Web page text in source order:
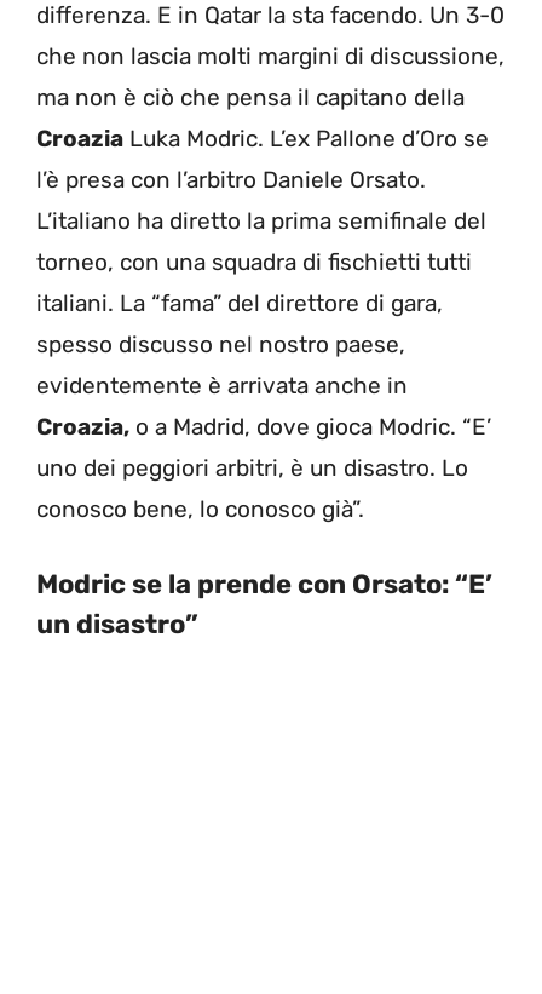
differenza. E in Qatar la sta facendo. Un 3-0
che non lascia molti margini di discussione,
ma non è ciò che pensa il capitano della
Croazia Luka Modric. L’ex Pallone d’Oro se
l’è presa con l’arbitro Daniele Orsato.
L’italiano ha diretto la prima semifinale del
torneo, con una squadra di fischietti tutti
italiani. La “fama” del direttore di gara,
spesso discusso nel nostro paese,
evidentemente è arrivata anche in
Croazia, o a Madrid, dove gioca Modric. “E’
uno dei peggiori arbitri, è un disastro. Lo
conosco bene, lo conosco già”.
Modric se la prende con Orsato: “E’
un disastro”